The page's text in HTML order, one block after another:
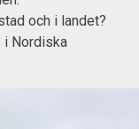
och i landet?
i Nordiska